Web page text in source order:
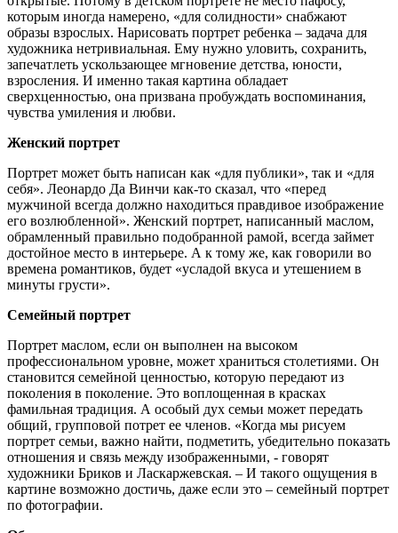
которым иногда намерено, «для солидности» снабжают
образы взрослых. Нарисовать портрет ребенка – задача для
художника нетривиальная. Ему нужно уловить, сохранить,
запечатлеть ускользающее мгновение детства, юности,
взросления. И именно такая картина обладает
сверхценностью, она призвана пробуждать воспоминания,
чувства умиления и любви.
Женский портрет
Портрет может быть написан как «для публики», так и «для
себя». Леонардо Да Винчи как-то сказал, что «перед
мужчиной всегда должно находиться правдивое изображение
его возлюбленной». Женский портрет, написанный маслом,
обрамленный правильно подобранной рамой, всегда займет
достойное место в интерьере. А к тому же, как говорили во
времена романтиков, будет «усладой вкуса и утешением в
минуты грусти».
Семейный портрет
Портрет маслом, если он выполнен на высоком
профессиональном уровне, может храниться столетиями. Он
становится семейной ценностью, которую передают из
поколения в поколение. Это воплощенная в красках
фамильная традиция. А особый дух семьи может передать
общий, групповой потрет ее членов. «Когда мы рисуем
портрет семьи, важно найти, подметить, убедительно показать
отношения и связь между изображенными, - говорят
художники Бриков и Ласкаржевская. – И такого ощущения в
картине возможно достичь, даже если это – семейный портрет
по фотографии.